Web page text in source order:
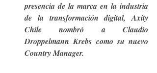
presencia de la marca en la industria
de la transformación digital, Axity
Chile nombró a Claudio
Droppelmann Krebs como su nuevo
Country Manager.